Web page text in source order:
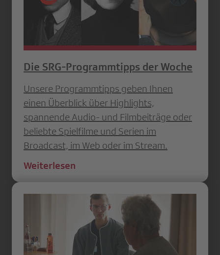
Die SRG-Programmtipps der Woche
Unsere Programmtipps geben Ihnen
einen Überblick über Highlights,
spannende Audio- und Filmbeiträge oder
beliebte Spielfilme und Serien im
Broadcast, im Web oder im Stream.
Weiterlesen